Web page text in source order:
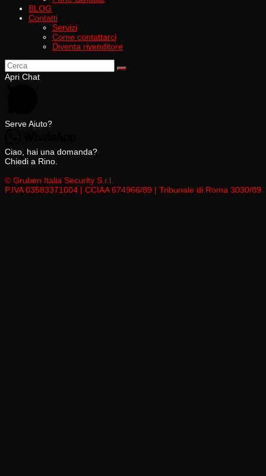
BLOG
Contatti
Servizi
Come contattarci
Diventa rivenditore
Apri Chat
Serve Aiuto?
Ciao, hai una domanda?
Chiedi a Rino.
© Gruben Italia Security S.r.l.
P.IVA 03583371004 | CCIAA 674966/89 | Tribunale di Roma 3030/89